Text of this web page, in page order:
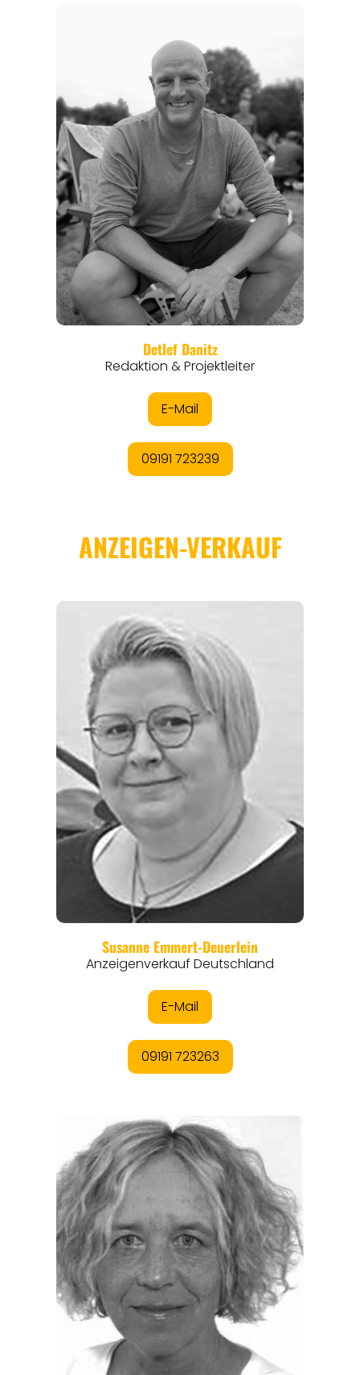
REGIONEN
ORTE
EVENTS
REISEFÜHRER
REISEMAGAZINE